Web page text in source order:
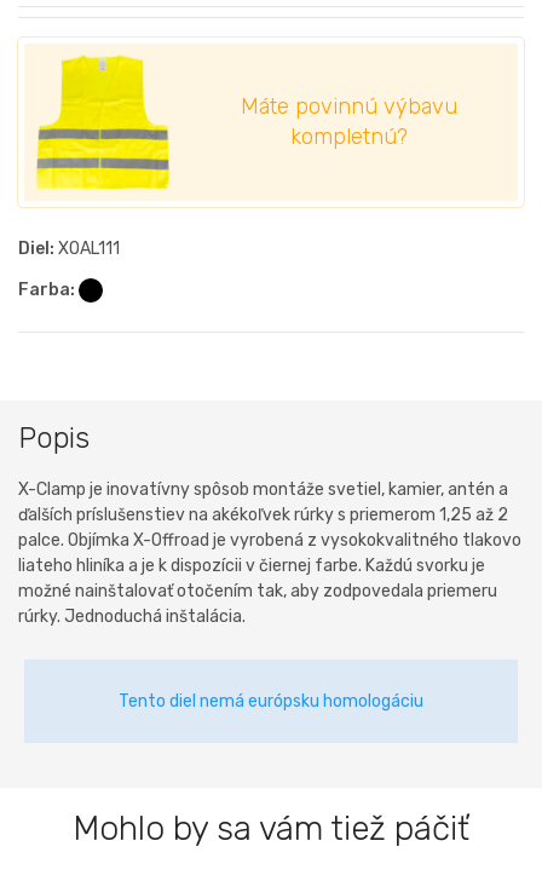
Máte povinnú výbavu
kompletnú?
Diel: XOAL111
Farba:
Popis
X-Clamp je inovatívny spôsob montáže svetiel, kamier, antén a
ďalších príslušenstiev na akékoľvek rúrky s priemerom 1,25 až 2
palce. Objímka X-Offroad je vyrobená z vysokokvalitného tlakovo
liateho hliníka a je k dispozícii v čiernej farbe. Každú svorku je
možné nainštalovať otočením tak, aby zodpovedala priemeru
rúrky. Jednoduchá inštalácia.
Tento diel nemá európsku homologáciu
Mohlo by sa vám tiež páčiť